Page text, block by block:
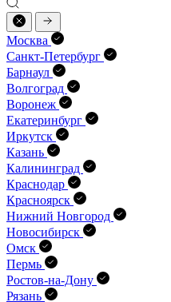
Москва
Санкт-Петербург
Барнаул
Волгоград
Воронеж
Екатеринбург
Иркутск
Казань
Калининград
Краснодар
Красноярск
Нижний Новгород
Новосибирск
Омск
Пермь
Ростов-на-Дону
Рязань